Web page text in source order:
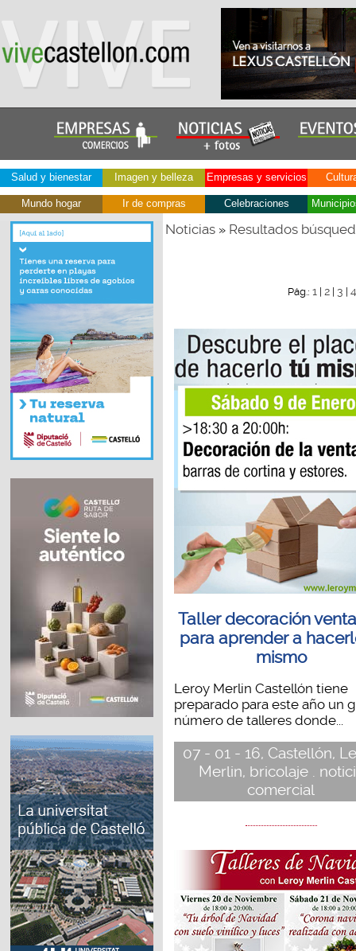
Salud y bienestar Imagen y belleza Empresas y servicios
Mundo hogar Ir de compras Celebraciones
Noticias» Resultados
Pág.: 1 2 3 4
Taller decoración
para aprender a
mismo
Leroy Merlin Castellón tiene
preparado para este año un
número de talleres donde...
07 - 01 - 16, Castellón,
Merlin, bricolaje .
comercial